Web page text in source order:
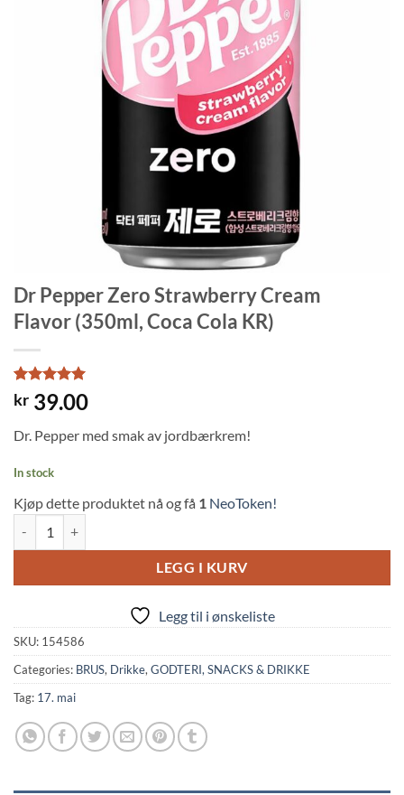
Dr Pepper Zero Strawberry Cream
Flavor (350ml, Coca Cola KR)
Rated5
out of 5
1
customer
kr 39.00
Dr. Pepper med smak av jordbærkrem!
In stock
Kjøp dette produktet nå og få 1 NeoToken!
LEGG I KURV
Legg til i ønskeliste
SKU: 154586
Categories: BRUS, Drikke, GODTERI, SNACKS & DRIKKE
Tag: 17. mai